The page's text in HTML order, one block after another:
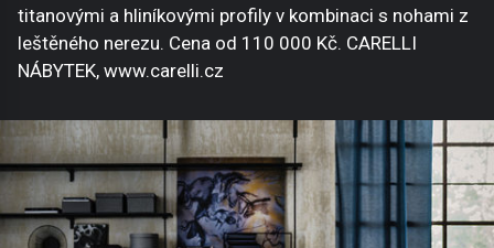
titanovými a hliníkovými profily v kombinaci s nohami z
leštěného nerezu. Cena od 110 000 Kč. CARELLI
NÁBYTEK, www.carelli.cz